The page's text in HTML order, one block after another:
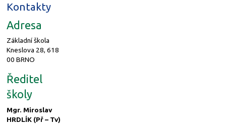
Kontakty
Adresa
Základní škola
Kneslova 28, 618
00 BRNO
Ředitel
školy
Mgr. Miroslav
HRDLÍK (Př – Tv)